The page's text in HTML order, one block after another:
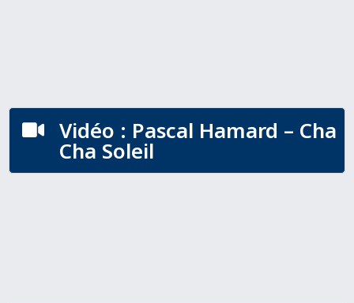
 Vidéo : Pascal Hamard – Cha
Cha Soleil